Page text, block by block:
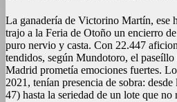
La ganadería de Victorino Martín, ese
trajo a la Feria de Otoño un encierro
puro nervio y casta. Con 22.447
tendidos, según Mundotoro, el
Madrid prometía emociones fuertes.
2021, tenían presencia de sobra: desde
47) hasta la seriedad de un lote que no